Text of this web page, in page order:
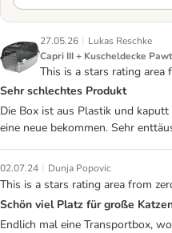
27.05.26 | Lukas Reschke
Capri III + Kuscheldecke
This is a stars rating area
Sehr schlechtes Produkt
Die Box ist aus Plastik und
eine neue bekommen. Sehr
02.07.24 | Dunja Popovic
This is a stars rating area from
Schön viel Platz für große
Endlich mal eine Transportbox,